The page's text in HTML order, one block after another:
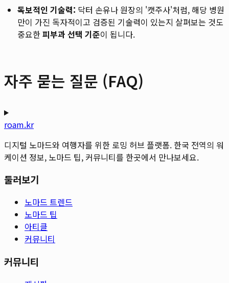
독보적인 기술력: 닥터 손유나 원장의 '캣주사'처럼, 해당 병원
만이 가진 독자적이고 검증된 기술력이 있는지 살펴보는 것도
중요한피부과 선택 기준이 됩니다.
자주 묻는 질문 (FAQ)
roam.kr
디지털 노마드와 여행자를 위한 로밍 허브 플랫폼. 한국 전역의 워
케이션 정보, 노마드 팁, 커뮤니티를 한곳에서 만나보세요.
둘러보기
노마드 트렌드
노마드 팁
아티클
커뮤니티
커뮤니티